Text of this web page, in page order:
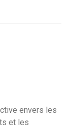
envers les
et les